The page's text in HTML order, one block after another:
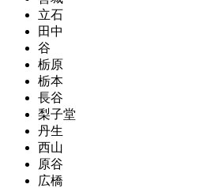
立石
田中
谷
栃原
栃本
長谷
梨子堂
丹生
西山
原谷
広橋